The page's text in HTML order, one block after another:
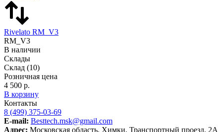
Rivelato RM_V3
RM_V3
В наличии
Склады
Склад (10)
Розничная цена
4 500 р.
В корзину
Контакты
8 (499) 375-03-69
E-mail: Besttech.msk@gmail.com
Адрес: Московская область, Химки, Транспортный проезд, 2А